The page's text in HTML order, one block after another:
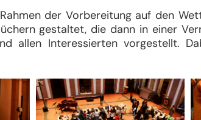
der Vorbereitung auf den
gestaltet, die dann in einer
allen Interessierten vorgestellt.